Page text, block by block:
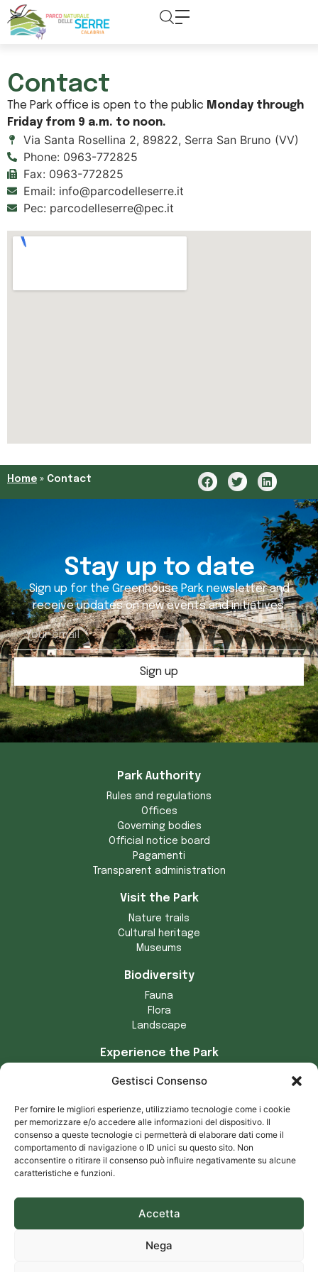
Gestisci Consenso
Per fornire le migliori esperienze, utilizziamo tecnologie come i cookie
per memorizzare e/o accedere alle informazioni del dispositivo. Il
consenso a queste tecnologie ci permetterà di elaborare dati come il
comportamento di navigazione o ID unici su questo sito. Non
acconsentire o ritirare il consenso può influire negativamente su alcune
caratteristiche e funzioni.
Accetta
Nega
content
Contact
Contact
The Park office is open to the public Monday through
Friday from 9 a.m. to noon.
Via Santa Rosellina 2, 89822, Serra San Bruno (VV)
Phone: 0963-772825
Fax: 0963-772825
Email: info@parcodelleserre.it
Pec: parcodelleserre@pec.it
Home » Contact
Stay up to date
Sign up for the Greenhouse Park newsletter and
receive updates on new events and initiatives.
Sign up
Park Authority
Rules and regulations
Offices
Governing bodies
Official notice board
Pagamenti
Transparent administration
Visit the Park
Nature trails
Cultural heritage
Museums
Biodiversity
Fauna
Flora
Landscape
Experience the Park
Municipalities of the Park
Prodotti tipici
Privacy and cookies
Privacy notice
Download our app for Android and iOS – Parco delle Serre
Francioso Comunicazione